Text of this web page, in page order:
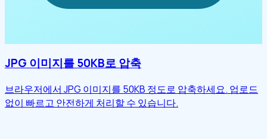
JPG 이미지를 50KB로 압축
브라우저에서 JPG 이미지를 50KB 정도로 압축하세요. 업로드
없이 빠르고 안전하게 처리할 수 있습니다.